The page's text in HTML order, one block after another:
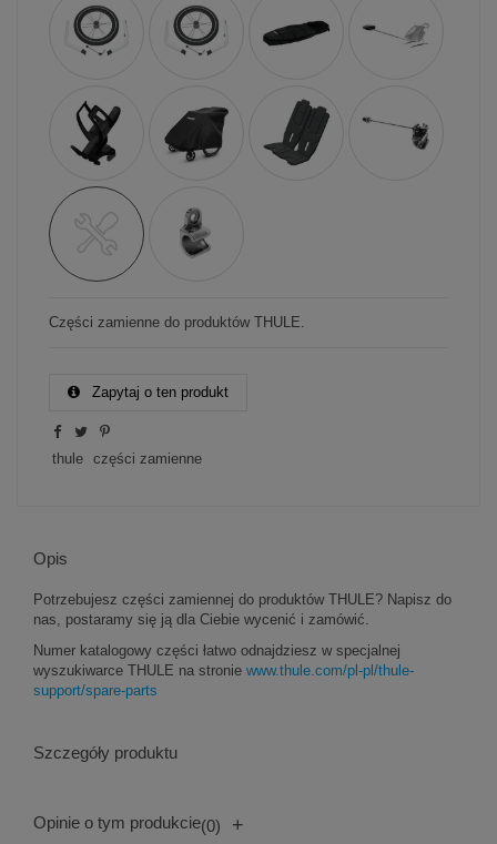
Części zamienne do produktów THULE.
Zapytaj o ten produkt
thule części zamienne
Opis
Potrzebujesz części zamiennej do produktów THULE? Napisz do
nas, postaramy się ją dla Ciebie wycenić i zamówić.
Numer katalogowy części łatwo odnajdziesz w specjalnej
wyszukiwarce THULE na stronie www.thule.com/pl-pl/thule-
support/spare-parts
Szczegóły produktu
Opinie o tym produkcie(0) +